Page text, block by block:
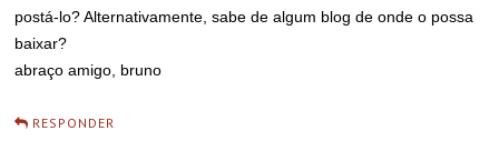
postá-lo? Alternativamente, sabe de algum blog de onde o possa
baixar?
abraço amigo, bruno
RESPONDER